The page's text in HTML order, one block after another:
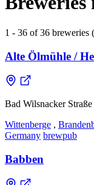
1 - 36 of 36 breweries
Alte Ölmühle /
Bad Wilsnacker Straße
Wittenberge ,
Germany brewpub
Babben